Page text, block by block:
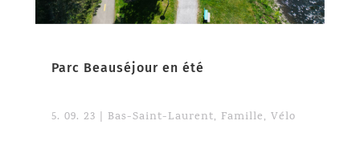
Parc Beauséjour en été
5. 09. 23 Bas-Saint-Laurent, Famille, Vélo